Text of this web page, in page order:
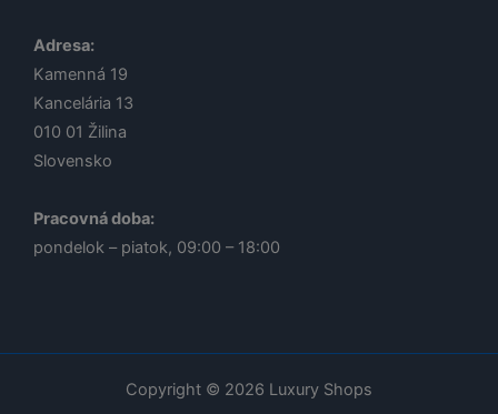
Adresa:
Kamenná 19
Kancelária 13
010 01 Žilina
Slovensko
Pracovná doba:
pondelok – piatok, 09:00 – 18:00
Copyright © 2026 Luxury Shops